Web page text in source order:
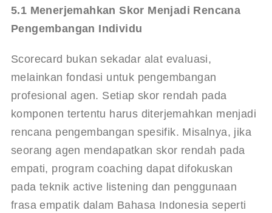
5.1 Menerjemahkan Skor Menjadi Rencana
Pengembangan Individu
Scorecard bukan sekadar alat evaluasi,
melainkan fondasi untuk pengembangan
profesional agen. Setiap skor rendah pada
komponen tertentu harus diterjemahkan menjadi
rencana pengembangan spesifik. Misalnya, jika
seorang agen mendapatkan skor rendah pada
empati, program coaching dapat difokuskan
pada teknik active listening dan penggunaan
frasa empatik dalam Bahasa Indonesia seperti